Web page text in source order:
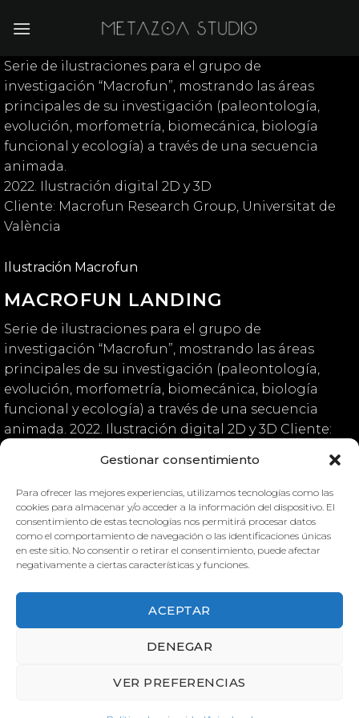
Gestionar consentimiento
Para ofrecer las mejores experiencias, utilizamos tecnologías como las
cookies para almacenar y/o acceder a la información del dispositivo. El
consentimiento de estas tecnologías nos permitirá procesar datos
como el comportamiento de navegación o las identificaciones únicas
en este sitio. No consentir o retirar el consentimiento, puede afectar
negativamente a ciertas características y funciones.
ACEPTAR
DENEGAR
VER PREFERENCIAS
Ilustración Macrofun
MACROFUN LANDING
Serie de ilustraciones para el grupo de
investigación “Macrofun”, mostrando las áreas
principales de su investigación (paleontología,
evolución, morfometría, biomecánica, biología
funcional y ecología) a través de una secuencia
animada. 2022. Ilustración digital 2D y 3D Cliente:
Serie de ilustraciones para el grupo de
investigación “Macrofun”, mostrando las áreas
principales de su investigación (paleontología,
evolución, morfometría, biomecánica, biología
funcional y ecología) a través de una secuencia
animada.
2022. Ilustración digital 2D y 3D
Cliente: Macrofun Research Group, Universitat de
València
Macrofun Landing
MACROFUN LANDING